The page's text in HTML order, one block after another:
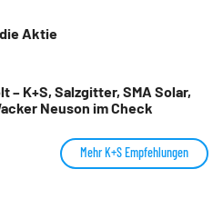
Aktie
K+S, Salzgitter, SMA Solar,
Neuson im Check
Mehr K+S Empfehlungen